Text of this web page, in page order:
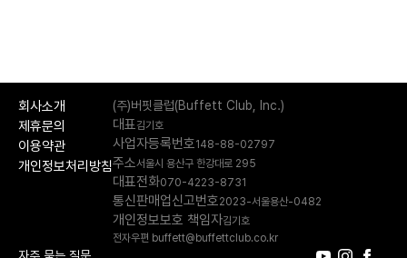
회사소개
제휴문의
이용약관
개인정보처리방침
(주)버핏클럽(Buffett Club, Inc.)
대표김기호
사업자등록번호148-88-02797
주소서울시 용산구 한강대로 295
대표전화070-4223-8731
통신판매업신고번호2023-서울용산-0482
개인정보보호 책임자김기호
전자우편 buffett@buffettclub.co.kr